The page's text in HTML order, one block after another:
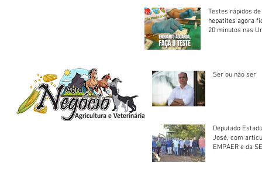
Testes rápidos
hepatites agora
20 minutos nas
Ser ou não ser
Deputado
José, com
EMPAER e da